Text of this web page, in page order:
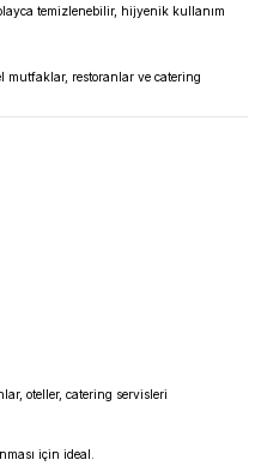
temizlenebilir, hijyenik kullanım
mutfaklar, restoranlar ve catering
oteller, catering servisleri
için ideal.